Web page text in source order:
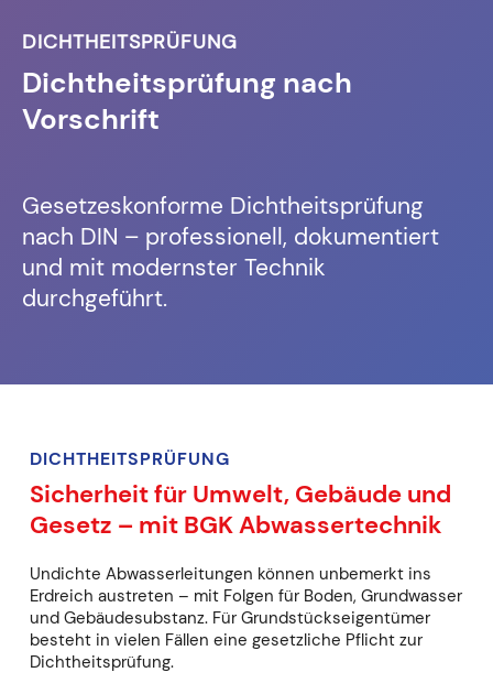
DICHTHEITSPRÜFUNG
Dichtheitsprüfung nach
Vorschrift
Gesetzeskonforme Dichtheitsprüfung
nach DIN – professionell, dokumentiert
und mit modernster Technik
durchgeführt.
DICHTHEITSPRÜFUNG
Sicherheit für Umwelt, Gebäude und
Gesetz – mit BGK Abwassertechnik
Undichte Abwasserleitungen können unbemerkt ins
Erdreich austreten – mit Folgen für Boden, Grundwasser
und Gebäudesubstanz. Für Grundstückseigentümer
besteht in vielen Fällen eine gesetzliche Pflicht zur
Dichtheitsprüfung.